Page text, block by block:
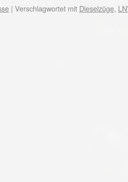
| Verschlagwortet mit Dieselzüge,